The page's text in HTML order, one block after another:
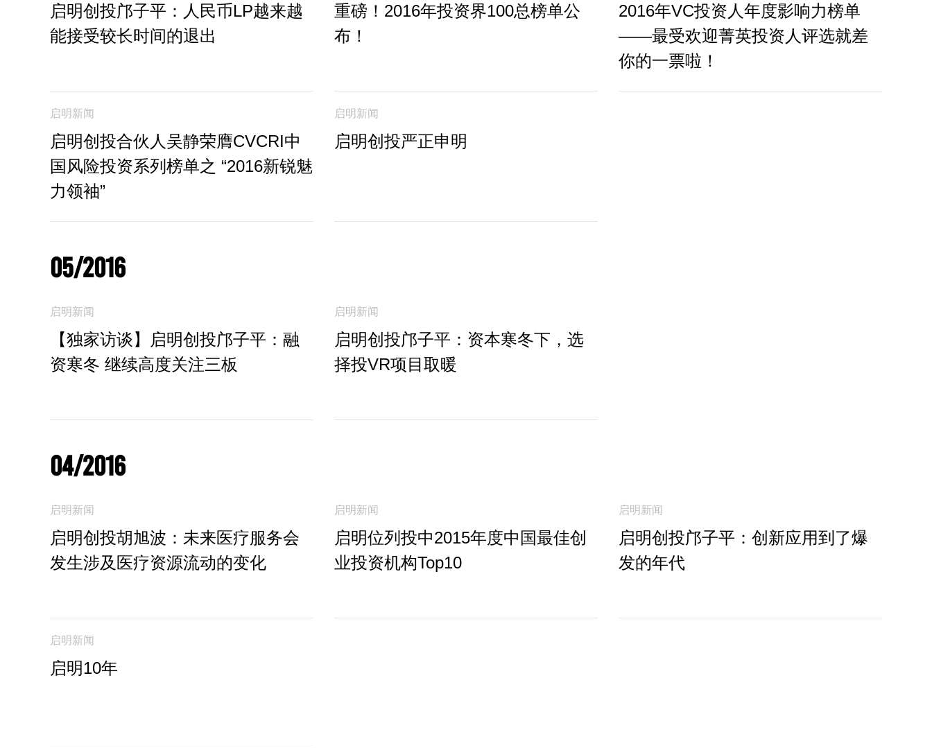
启明创投邝子平：人民币LP越来越
能接受较长时间的退出
重磅！2016年投资界100总榜单公
布！
2016年VC投资人年度影响力榜单
——最受欢迎菁英投资人评选就差
你的一票啦！
启明新闻
启明创投合伙人吴静荣膺CVCRI中
国风险投资系列榜单之 “2016新锐魅
力领袖”
启明新闻
启明创投严正申明
05/2016
启明新闻
【独家访谈】启明创投邝子平：融
资寒冬 继续高度关注三板
启明新闻
启明创投邝子平：资本寒冬下，选
择投VR项目取暖
04/2016
启明新闻
启明创投胡旭波：未来医疗服务会
发生涉及医疗资源流动的变化
启明新闻
启明位列投中2015年度中国最佳创
业投资机构Top10
启明新闻
启明创投邝子平：创新应用到了爆
发的年代
启明新闻
启明10年